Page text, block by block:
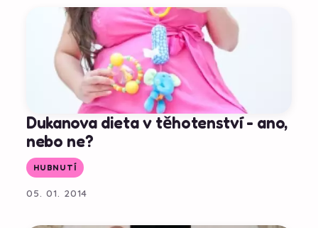
Dukanova dieta v těhotenství - ano,
nebo ne?
HUBNUTÍ
05. 01. 2014